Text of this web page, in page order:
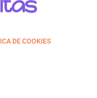
DE COOKIES